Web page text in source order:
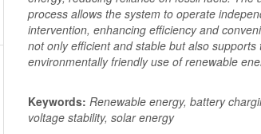
process allows the system to operate
intervention, enhancing efficiency and
not only efficient and stable but also
environmentally friendly use of renewable
Keywords:Renewable energy, battery
voltage stability, solar energy